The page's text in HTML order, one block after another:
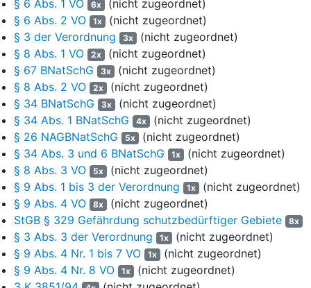
Nordheide im Norden, Schneverdingen im Westen und Soltau im
Süden. Es wird von ausgedehnten Heideflächen, Mooren, klaren
Heidebächen und naturnahen Laubwäldern sowie Nadelwäldern
geprägt, umfasst aber auch Grünland- und Ackerflächen sowie
Siedlungsbereiche von Heidedörfern. Die bekannteste Erhebung
im Gebiet stellt der im Bereich eines Endmoränenzugs der Saale-
Kaltzeit gelegene Wilseder Berg (169 m ü. NN) dar. Die
Schutzgebietsverordnungen und Gebietsabgrenzungen wurden
im Laufe der Zeit mehrmals an eingetretene Entwicklungen und
neuere Rechtsgrundlagen angepasst. Vor dem Erlass der hier in
Streit stehenden Verordnung geschah dies zuletzt mit der
Verordnung der Bezirksregierung Lüneburg über das
Naturschutzgebiet "Lüneburger Heide" in den Landkreisen
Harburg und Soltau-Fallingbostel vom 17. Juni 1993 (ABl. Reg.-
Bez. Lüneburg 1993, S. 294, zuletzt geändert durch VO
v. 11.7.2002, ABl. Reg.-Bez. Lüneburg 2002, S. 118). Ein südlich
gelegener kleiner Teil des heutigen Naturschutzgebiets
"Lüneburger Heide" war zuvor als Naturschutzgebiet
"Ehbläcksmoor" (Verordnung vom 8.9.1977, ABl. Reg.-Bez.
§ 6 Abs. 1 VO
6x (nicht zugeordnet)
§ 6 Abs. 2 VO
1x (nicht zugeordnet)
§ 3 der Verordnung
3x (nicht zugeordnet)
§ 8 Abs. 1 VO
2x (nicht zugeordnet)
§ 67 BNatSchG
3x (nicht zugeordnet)
§ 8 Abs. 2 VO
2x (nicht zugeordnet)
§ 34 BNatSchG
3x (nicht zugeordnet)
§ 34 Abs. 1 BNatSchG
4x (nicht zugeordnet)
§ 26 NAGBNatSchG
5x (nicht zugeordnet)
§ 34 Abs. 3 und 6 BNatSchG
1x (nicht zugeordnet)
§ 8 Abs. 3 VO
5x (nicht zugeordnet)
§ 9 Abs. 1 bis 3 der Verordnung
1x (nicht zugeordnet)
§ 9 Abs. 4 VO
8x (nicht zugeordnet)
StGB § 329 Gefährdung schutzbedürftiger Gebiete
8x
§ 3 Abs. 3 der Verordnung 1x (nicht zugeordnet)
§ 9 Abs. 4 Nr. 1 bis 7 VO
1x (nicht zugeordnet)
§ 9 Abs. 4 Nr. 8 VO
1x (nicht zugeordnet)